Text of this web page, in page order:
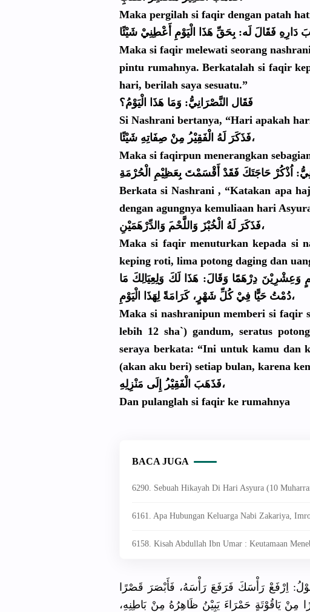
Maka pergilah si faqir dengan patah
دَارِهِ فَقَالَ لَه: بِحَقِّ هَذَا الْيَوْمِ أَعْطِنِيْ شَيْئًا
Maka si faqir melewati seorang
pintu rumahnya. Berkatalah si faqir
hari, berilah saya sesuatu.”
فَقَال النَّصْرَا نِيُّ: وَمَا هَذَا الْيَوْمُ؟
Si Nashrani bertanya, “Hari apakah
فَذَكَرَ لَهُ الْفَقِيْرُ مِنْ صِفَاتِهِ شَيْئًا،
Maka si faqirpun menerangkan
اُذْكُرْ حَاجَتَكَ فَقَدْ أَقْسَمْتَ بِعَظِيْمِ الْحُرْمَة
Berkata si Nashrani , “Katakan apa
dengan agungnya kemuliaan hari
فَذَكَرَ لَهُ الْخُبْزَ وَاللَّحْم َ وَالدِّرْه
َمَيْنِ،
Maka si faqir menuturkan kepada si
keping roti, lima potong daging dan
وَعِشْرِيْنَ دِرْهَمًا وَقَالَ: هَذَا لَكَ وَلِعِيَالِكَ مَا
دُمْتُ حَيًّا فِيْ كُلِّ شَهْرٍ، كَرَامَةً لِهَذَا الْيَوْمِ،
Maka si nashranipun memberi si faqir
lebih 12 sha`) gandum, seratus
seraya berkata: “Ini untuk kamu dan
(akan aku beri) setiap bulan, karena
فَذَهَبَ الْفَقِيْر ُ إِلَى مَنْزِلِهِ
،
Dan pulanglah si faqir ke rumahnya
BACA JUGA
6290. Sebuah Hikayah Di Hari Asyura (10
6161. Apa Hubungan Keluarga Nabi Zakariya,
6158. Kisah Abdullah Ibn Umar : Keutamaan
اِرْفَعْ رَأْسَكَ فَرَفَعَ رَأْسَهُ، فَأَبْصَرَ قَصْرًا
مِنْ يَاقُوْتَة ٍ حَمْرَاءَ يَبِيْنُ ظَاهِرُهُ مِنْ بَاطِنِهِ،